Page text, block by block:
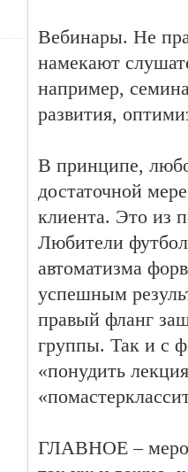
Вебинары. Не
намекают
например,
развития,
В принципе,
достаточной
клиента. Это из
Любители
автоматизма
успешным
правый фланг
группы. Так и с
«понудить
ГЛАВНОЕ –